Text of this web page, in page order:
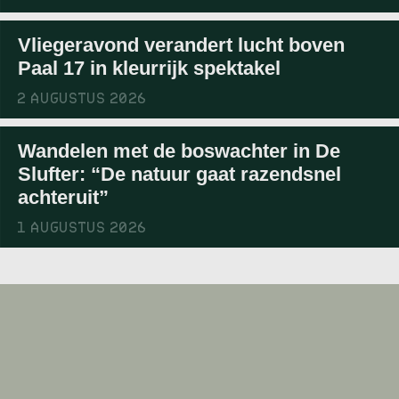
Vliegeravond verandert lucht boven
Paal 17 in kleurrijk spektakel
2 AUGUSTUS 2026
Wandelen met de boswachter in De
Slufter: “De natuur gaat razendsnel
achteruit”
1 AUGUSTUS 2026